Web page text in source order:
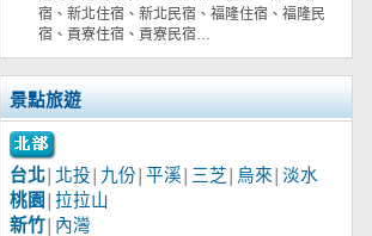
宿、新北住宿、新北民宿、福隆住宿、福隆民
宿、貢寮住宿、貢寮民宿…
景點旅遊
台北│ 北投 九份 平溪 三芝 烏來 淡水
桃園
拉拉山
新竹 內灣